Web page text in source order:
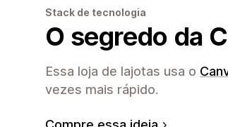
Stack de tecnologia
O segredo da
Essa loja de lajotas usa o
vezes mais rápido.